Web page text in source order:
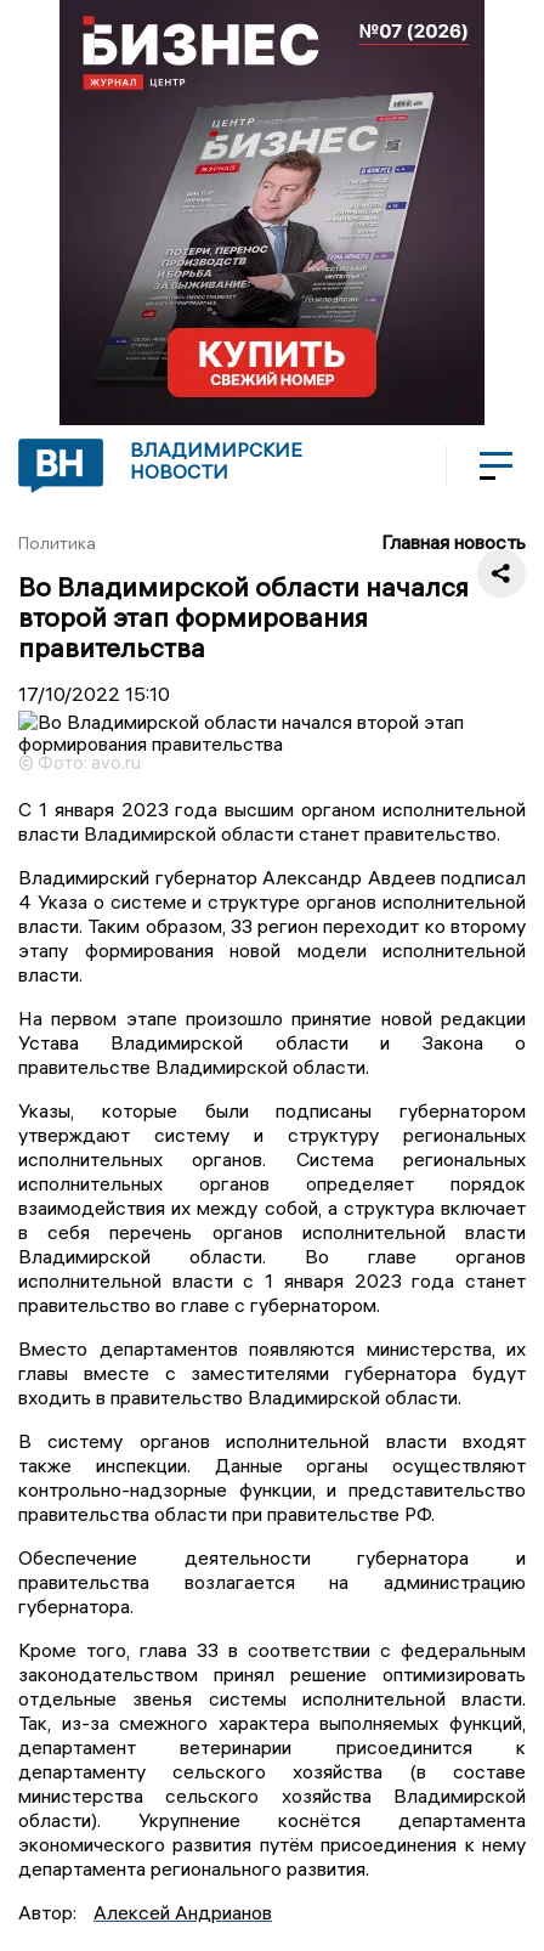
ВЛАДИМИРСКИЕ
НОВОСТИ
Политика Главная новость
Во Владимирской области начался
второй этап формирования
правительства
17/10/2022 15:10
© Фото: avo.ru
С 1 января 2023 года высшим органом исполнительной
власти Владимирской области станет правительство.
Владимирский губернатор Александр Авдеев подписал
4 Указа о системе и структуре органов исполнительной
власти. Таким образом, 33 регион переходит ко второму
этапу формирования новой модели исполнительной
власти.
На первом этапе произошло принятие новой редакции
Устава Владимирской области и Закона о
правительстве Владимирской области.
Указы, которые были подписаны губернатором
утверждают систему и структуру региональных
исполнительных органов. Система региональных
исполнительных органов определяет порядок
взаимодействия их между собой, а структура включает
в себя перечень органов исполнительной власти
Владимирской области. Во главе органов
исполнительной власти с 1 января 2023 года станет
правительство во главе с губернатором.
Вместо департаментов появляются министерства, их
главы вместе с заместителями губернатора будут
входить в правительство Владимирской области.
В систему органов исполнительной власти входят
также инспекции. Данные органы осуществляют
контрольно-надзорные функции, и представительство
правительства области при правительстве РФ.
Обеспечение деятельности губернатора и
правительства возлагается на администрацию
губернатора.
Кроме того, глава 33 в соответствии с федеральным
законодательством принял решение оптимизировать
отдельные звенья системы исполнительной власти.
Так, из-за смежного характера выполняемых функций,
департамент ветеринарии присоединится к
департаменту сельского хозяйства (в составе
министерства сельского хозяйства Владимирской
области). Укрупнение коснётся департамента
экономического развития путём присоединения к нему
департамента регионального развития.
Автор:
Алексей Андрианов